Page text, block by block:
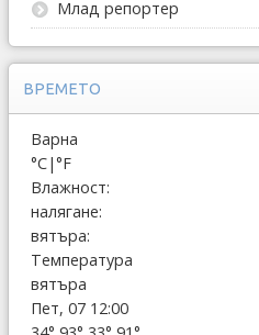
Млад репортер
ВРЕМЕТО
Варна
°C|°F
Влажност:
налягане:
вятъра:
Температура
вятъра
Пет, 07 12:00